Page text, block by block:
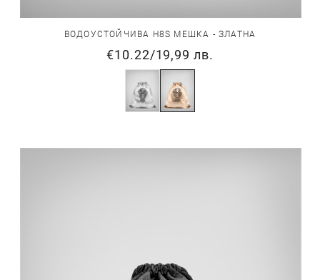
ВОДОУСТОЙЧИВА H8S МЕШКА - ЗЛАТНА
€10.22/19,99 лв.